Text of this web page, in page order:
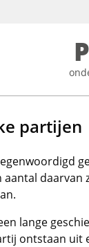
partijen
aantal
lange
ontstaan uit